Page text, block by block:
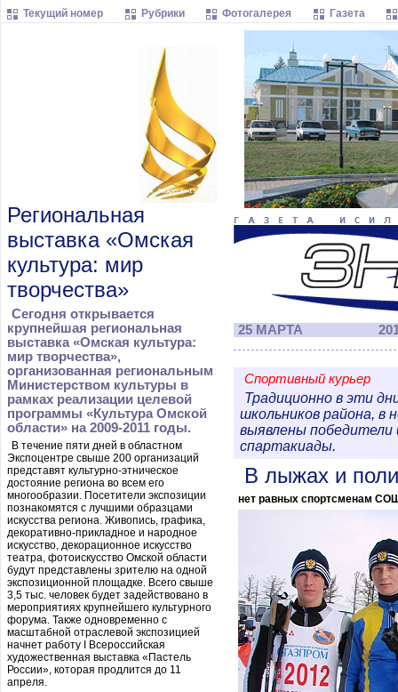
Текущий номер Рубрики Фотогалерея Газета
Региональная
выставка «Омская
культура: мир
творчества»
Сегодня открывается
крупнейшая региональная
выставка «Омская культура:
мир творчества»,
организованная региональным
Министерством культуры в
рамках реализации целевой
программы «Культура Омской
области» на 2009-2011 годы.
В течение пяти дней в областном
Экспоцентре свыше 200 организаций
представят культурно-этническое
достояние региона во всем его
многообразии. Посетители экспозиции
познакомятся с лучшими образцами
искусства региона. Живопись, графика,
декоративно-прикладное и народное
искусство, декорационное искусство
театра, фотоискусство Омской области
будут представлены зрителю на одной
экспозиционной площадке. Всего свыше
3,5 тыс. человек будет задействовано в
мероприятиях крупнейшего культурного
форума. Также одновременно с
масштабной отраслевой экспозицией
начнет работу I Всероссийская
художественная выставка «Пастель
России», которая продлится до 11
апреля.
25 МАРТА
Спортивный курьер
Традиционно в эти
школьников района, в
выявлены победители
спартакиады.
В лыжах и
нет равных спортсменам